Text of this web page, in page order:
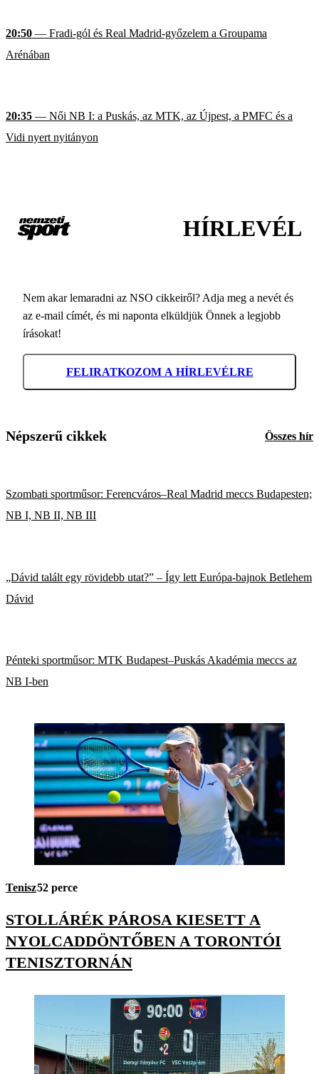
20:50 — Fradi-gól és Real Madrid-győzelem a Groupama
Arénában
20:35 — Női NB I: a Puskás, az MTK, az Újpest, a PMFC és a
Vidi nyert nyitányon
HÍRLEVÉL
Nem akar lemaradni az NSO cikkeiről? Adja meg a nevét és
az e-mail címét, és mi naponta elküldjük Önnek a legjobb
írásokat!
FELIRATKOZOM A HÍRLEVÉLRE
Népszerű cikkek Összes hír
Szombati sportműsor: Ferencváros–Real Madrid meccs Budapesten;
NB I, NB II, NB III
„Dávid talált egy rövidebb utat?” – Így lett Európa-bajnok Betlehem
Dávid
Pénteki sportműsor: MTK Budapest–Puskás Akadémia meccs az
NB I-ben
Tenisz52 perce
STOLLÁRÉK PÁROSA KIESETT A
NYOLCADDÖNTŐBEN A TORONTÓI
TENISZTORNÁN